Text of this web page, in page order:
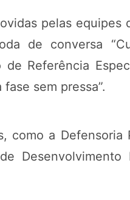
pelas equipes
de conversa
Referência
sem pressa”.
a Defensoria